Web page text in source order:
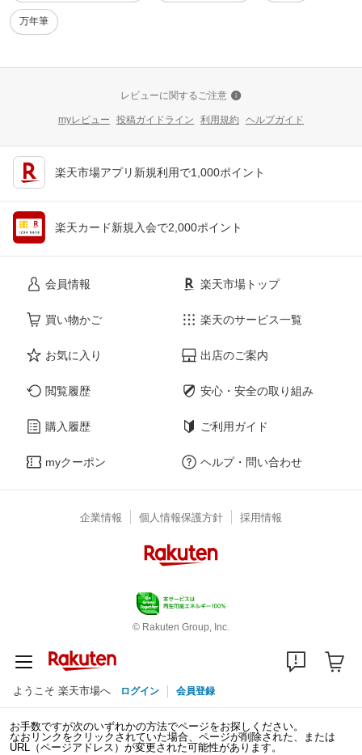
万年筆
レビューに関するご注意
myレビュー 投稿ガイドライン 利用規約 ヘルプガイド
楽天市場アプリ新規利用で1,000ポイント
楽天カード新規入会で2,000ポイント
会員情報
買い物かご
お気に入り
閲覧履歴
購入履歴
myクーポン
楽天市場トップ
楽天のサービス一覧
出店のご案内
安心・安全の取り組み
ご利用ガイド
ヘルプ・問い合わせ
企業情報 個人情報保護方針 採用情報
© Rakuten Group, Inc.
ようこそ 楽天市場へ ログイン 会員登録
お手数ですが次のいずれかの方法でページをお探しください。
なおリンクをクリックされていた場合、ページが削除された、または
URL（ページアドレス）が変更された可能性があります。